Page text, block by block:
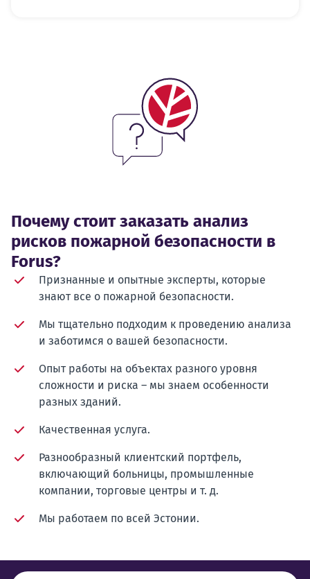
Почему стоит заказать анализ
рисков пожарной безопасности в
Forus?
Признанные и опытные эксперты, которые
знают все о пожарной безопасности.
Мы тщательно подходим к проведению анализа
и заботимся о вашей безопасности.
Опыт работы на объектах разного уровня
сложности и риска – мы знаем особенности
разных зданий.
Качественная услуга.
Разнообразный клиентский портфель,
включающий больницы, промышленные
компании, торговые центры и т. д.
Мы работаем по всей Эстонии.